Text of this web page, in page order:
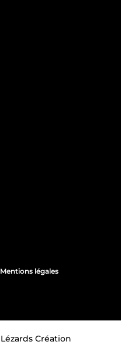
Mentions légales
Lézards Création